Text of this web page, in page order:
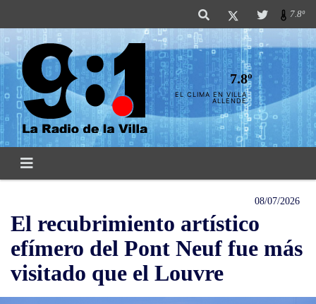
7.8º
7.8º
EL CLIMA EN VILLA
ALLENDE
08/07/2026
El recubrimiento artístico
efímero del Pont Neuf fue más
visitado que el Louvre